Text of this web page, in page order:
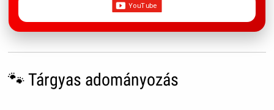
🐾 Tárgyas adományozás